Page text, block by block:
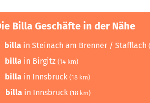
Billa Geschäfte in der Nähe
billa in Steinach am Brenner / Stafflach
billa in Birgitz (14 km)
billa in Innsbruck (18 km)
billa in Innsbruck (18 km)